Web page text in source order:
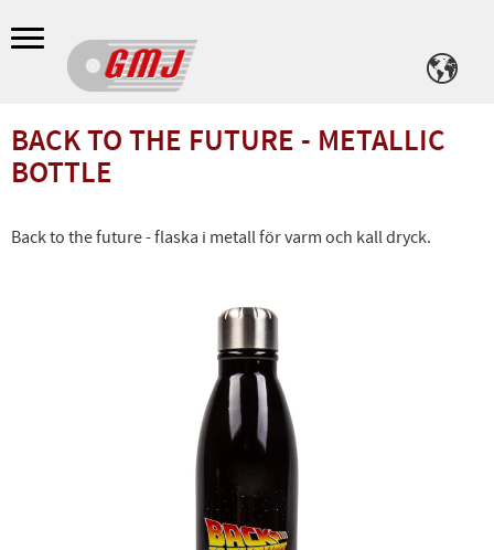
Meny
BACK TO THE FUTURE - METALLIC
BOTTLE
Back to the future - flaska i metall för varm och kall dryck.